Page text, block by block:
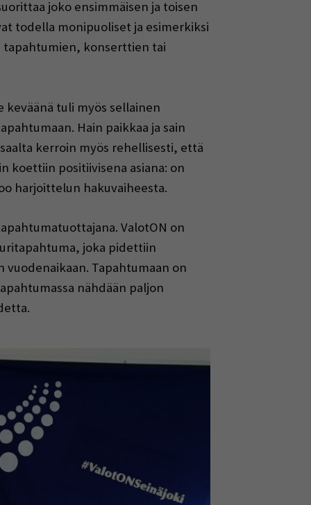
joko ensimmäisen ja toisen
todella monipuoliset ja esimerkiksi
konserttien tai
tuli myös sellainen
Hain paikkaa ja sain
kerroin myös rehellisesti, että
koettiin positiivisena asiana: on
harjoittelun hakuvaiheesta.
ValotON on
joka pidettiin
vuodenaikaan. Tapahtumaan on
nähdään paljon